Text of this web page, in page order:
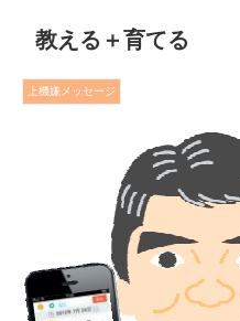
教える＋育てる
上機嫌メッセージ